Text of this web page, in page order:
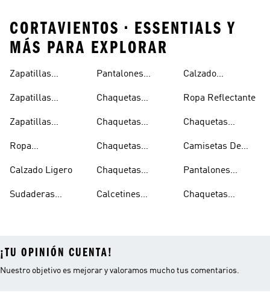
CORTAVIENTOS • ESSENTIALS Y
MÁS PARA EXPLORAR
Zapatillas
Mujer
Zapatillas
Hombre
Zapatillas
Niños
Ropa
Calzado Ligero
Sudaderas
Capucha
Pantalones
Ligeros
Chaquetas
Chaquetas
Chaquetas
Hombre
Chaquetas
Mujer
Calcetines
Calzado
Ropa Reflectante
Chaquetas
Camisetas De
Pantalones
Chaquetas
¡TU OPINIÓN CUENTA!
Nuestro objetivo es mejorar y valoramos mucho tus comentarios.